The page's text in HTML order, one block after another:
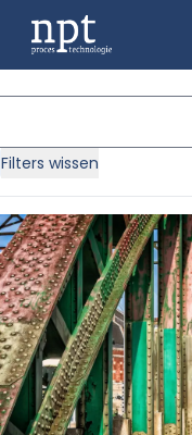
Filters wissen